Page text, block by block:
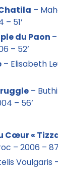
–
51’
du Paon
– 52’
– Elisabeth
–
– 56’
Cœur «
– 2006 –
Voulgaris